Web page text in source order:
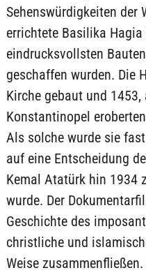
Sehenswürdigkeiten der
errichtete Basilika
eindrucksvollsten
geschaffen wurden. Die
Kirche gebaut und 1453,
Konstantinopel
Als solche wurde sie
auf eine Entscheidung
Kemal Atatürk hin 1934
wurde. Der
Geschichte des
christliche und
Weise zusammenfließen.